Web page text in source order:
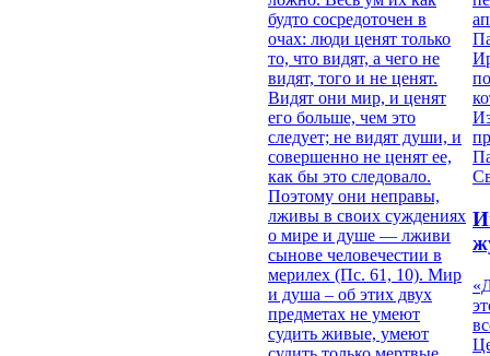
будто сосредоточен в
очах: люди ценят только
то, что видят, а чего не
видят, того и не ценят.
Видят они мир, и ценят
его больше, чем это
следует; не видят души, и
совершенно не ценят ее,
как бы это следовало.
Поэтому они неправы,
лживы в своих суждениях
о мире и душе — лживи
сынове человечестии в
мерилех (Пс. 61, 10). Мир
и душа – об этих двух
предметах не умеют
судить живые, умеют